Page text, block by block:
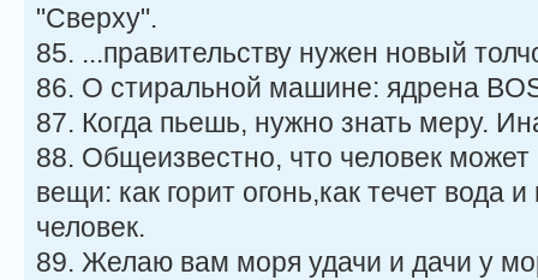
"Сверху".
85. ...правительству нужен новый
86. О стиральной машине: ядрена
87. Когда пьешь, нужно знать меру.
88. Общеизвестно, что человек может
вещи: как горит огонь,как течет вода
человек.
89. Желаю вам моря удачи и дачи у